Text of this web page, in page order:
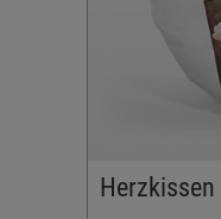
Herzkissen